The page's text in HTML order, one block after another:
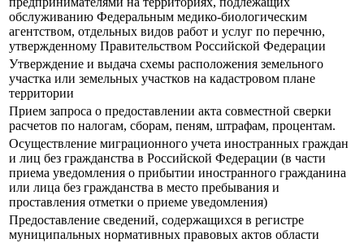
обслуживанию Федеральным медико-биологическим
агентством, отдельных видов работ и услуг по перечню,
утвержденному Правительством Российской Федерации
Утверждение и выдача схемы расположения земельного
участка или земельных участков на кадастровом плане
территории
Прием запроса о предоставлении акта совместной сверки
расчетов по налогам, сборам, пеням, штрафам, процентам.
Осуществление миграционного учета иностранных граждан
и лиц без гражданства в Российской Федерации (в части
приема уведомления о прибытии иностранного гражданина
или лица без гражданства в место пребывания и
проставления отметки о приеме уведомления)
Предоставление сведений, содержащихся в регистре
муниципальных нормативных правовых актов области